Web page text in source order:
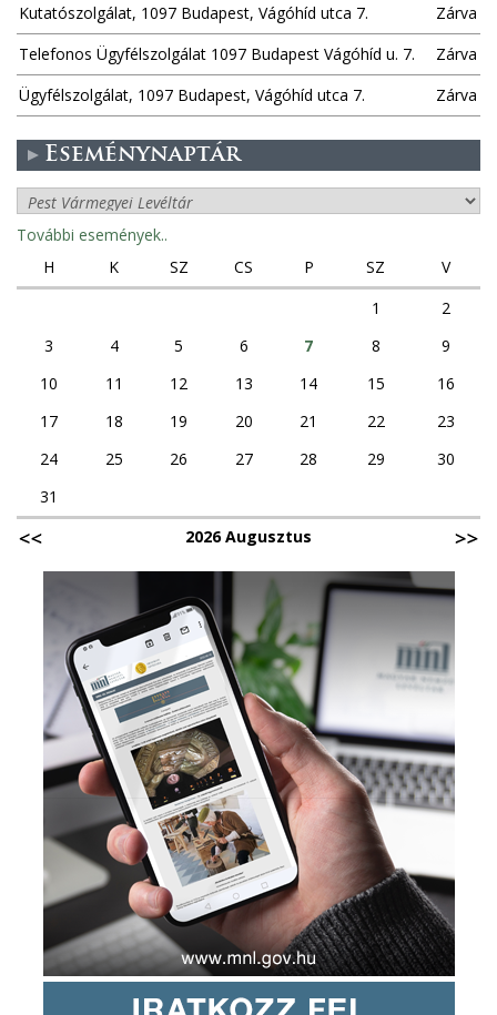
Kutatószolgálat, 1097 Budapest, Vágóhíd utca 7.
Zárva
Telefonos Ügyfélszolgálat 1097 Budapest Vágóhíd u. 7.
Zárva
Ügyfélszolgálat, 1097 Budapest, Vágóhíd utca 7.
Zárva
Eseménynaptár
További események..
H
K SZ CS P SZ
V
1
2
3
4 5 6 7 8
9
10
11 12 13 14 15
16
17
18 19 20 21 22
23
24
25 26 27 28 29
30
31
2026 Augusztus